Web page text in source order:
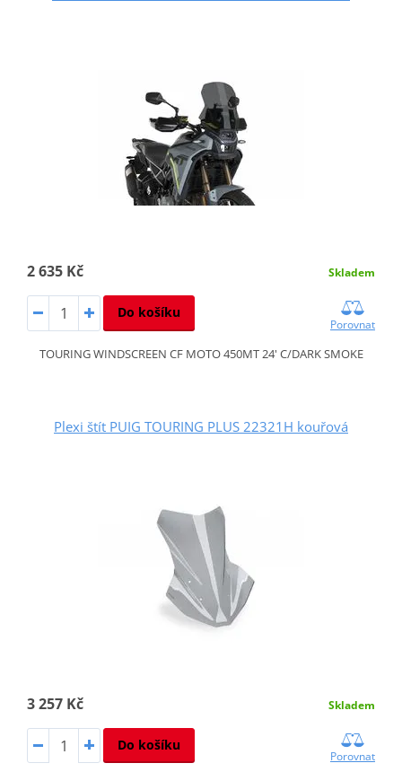
2 635 Kč Skladem
Do košíku
Porovnat
TOURING WINDSCREEN CF MOTO 450MT 24' C/DARK SMOKE
Plexi štít PUIG TOURING PLUS 22321H kouřová
3 257 Kč Skladem
Do košíku
Porovnat